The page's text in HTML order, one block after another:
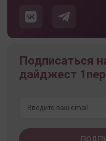
Подписаться
дайджест